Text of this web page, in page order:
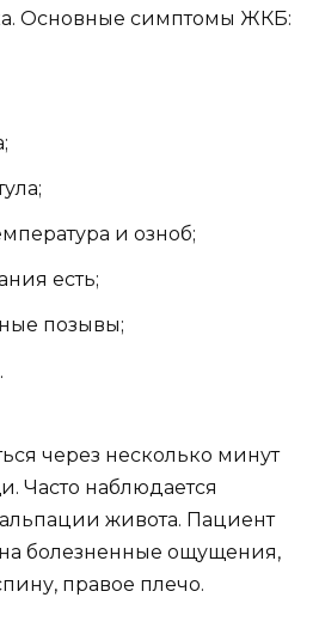
Основные симптомы ЖКБ:
и озноб;
есть;
позывы;
через несколько минут
Часто наблюдается
живота. Пациент
болезненные ощущения,
правое плечо.